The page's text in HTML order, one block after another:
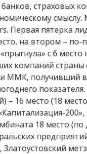
страховых
Первая пятерка
на втором –
с 6 место
компаний
ММК, получивший
– 16 место (18
18 место